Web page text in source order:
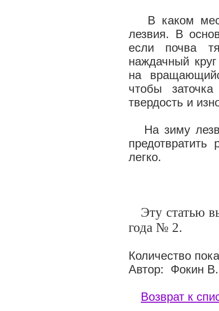
В каком
лезвия. В
если почва
наждачный
на
чтобы
твердость и
На зиму
легко.
Эту статью
года № 2.
Количество
Автор: Фокин
Возврат к